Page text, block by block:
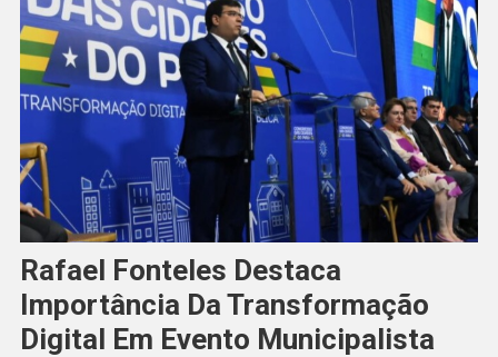
Rafael Fonteles Destaca
Importância Da Transformação
Digital Em Evento Municipalista